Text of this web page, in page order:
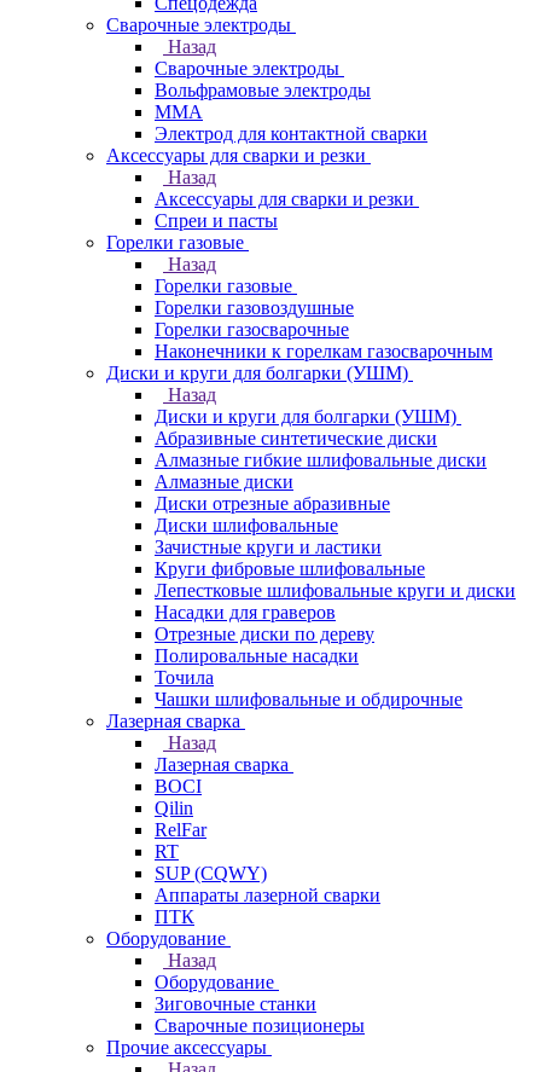
Сварочные электроды
Назад
Сварочные электроды
Вольфрамовые электроды
ММА
Электрод для контактной сварки
Аксессуары для сварки и резки
Назад
Аксессуары для сварки и резки
Спреи и пасты
Горелки газовые
Назад
Горелки газовые
Горелки газовоздушные
Горелки газосварочные
Наконечники к горелкам газосварочным
Диски и круги для болгарки (УШМ)
Назад
Диски и круги для болгарки (УШМ)
Абразивные синтетические диски
Алмазные гибкие шлифовальные диски
Алмазные диски
Диски отрезные абразивные
Диски шлифовальные
Зачистные круги и ластики
Круги фибровые шлифовальные
Лепестковые шлифовальные круги и диски
Насадки для граверов
Отрезные диски по дереву
Полировальные насадки
Точила
Чашки шлифовальные и обдирочные
Лазерная сварка
Назад
Лазерная сварка
BOCI
Qilin
RelFar
RT
SUP (CQWY)
Аппараты лазерной сварки
ПТК
Оборудование
Назад
Оборудование
Зиговочные станки
Сварочные позиционеры
Прочие аксессуары